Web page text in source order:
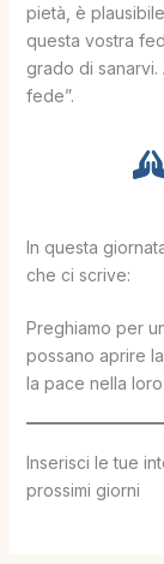
pietà, è
questa vostra
grado di
fede”.
In questa
che ci scrive:
Preghiamo per
possano aprire
la pace nella
Inserisci le tue
prossimi giorni